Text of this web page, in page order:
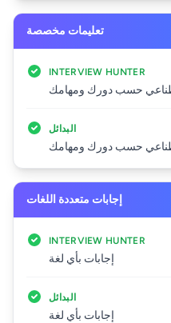
تعليمات مخصصة
INTERVIEW HUNTER
حسب دورك ومهامك
البدائل
حسب دورك ومهامك
إجابات متعددة اللغات
INTERVIEW HUNTER
إجابات بأي لغة
البدائل
إجابات بأي لغة